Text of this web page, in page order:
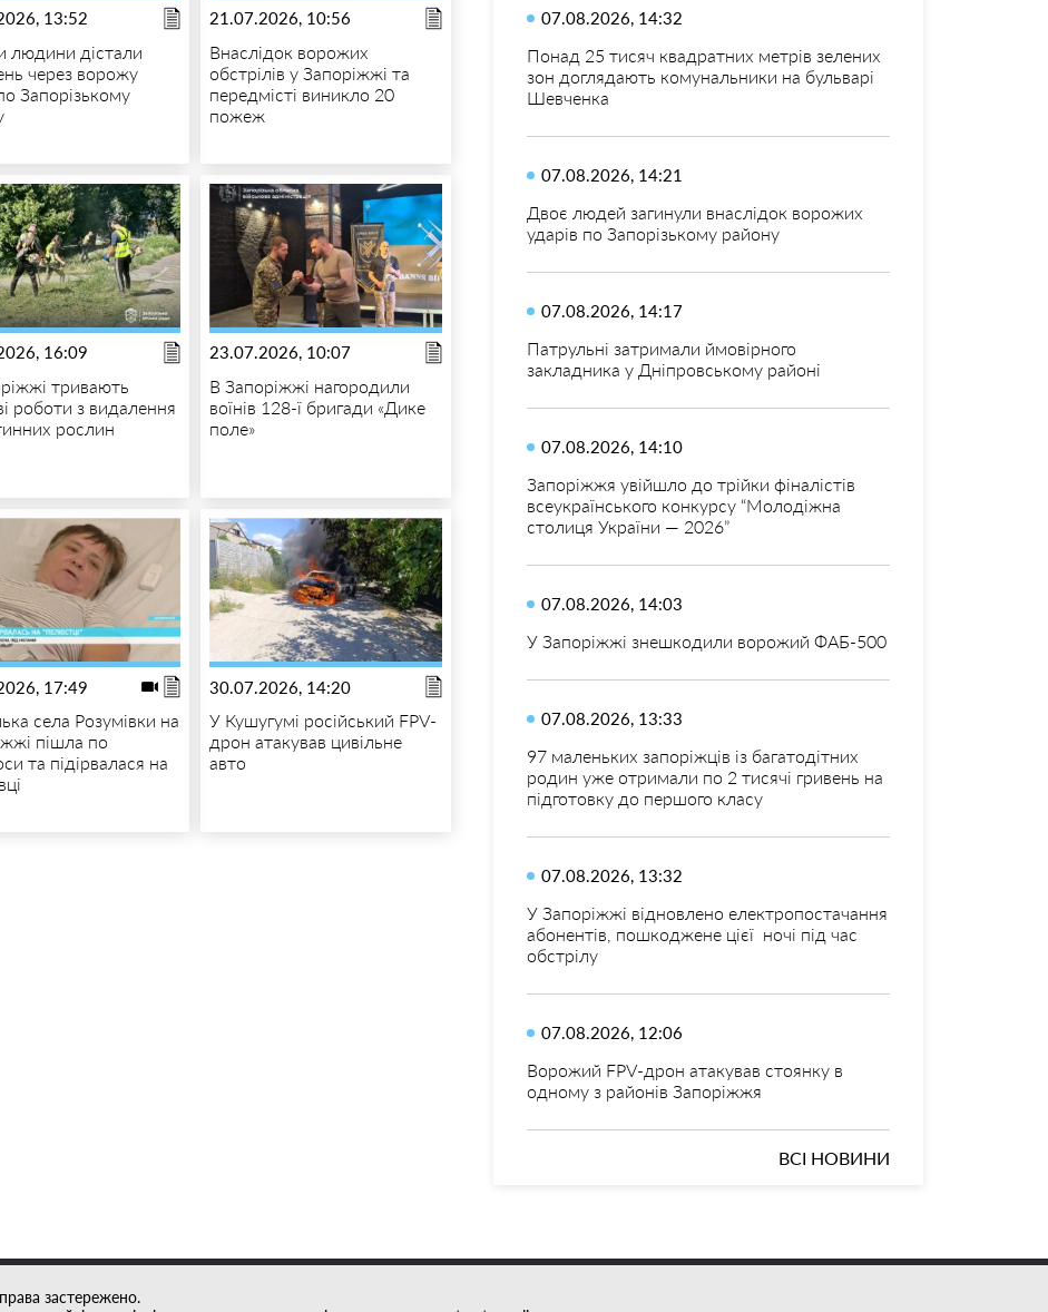
13:52
людини дістали
через ворожу
Запорізькому
21.07.2026, 10:56
Внаслідок ворожих
обстрілів у Запоріжжі та
передмісті виникло 20
пожеж
16:09
тривають
роботи з видалення
рослин
23.07.2026, 10:07
В Запоріжжі нагородили
воїнів 128-ї бригади «Дике
поле»
17:49
села Розумівки на
пішла по
та підірвалася на
30.07.2026, 14:20
У Кушугумі російський FPV-
дрон атакував цивільне
авто
07.08.2026, 14:32
Понад 25 тисяч квадратних метрів зелених
зон доглядають комунальники на бульварі
Шевченка
07.08.2026, 14:21
Двоє людей загинули внаслідок ворожих
ударів по Запорізькому району
07.08.2026, 14:17
Патрульні затримали ймовірного
закладника у Дніпровському районі
07.08.2026, 14:10
Запоріжжя увійшло до трійки фіналістів
всеукраїнського конкурсу “Молодіжна
столиця України — 2026”
07.08.2026, 14:03
У Запоріжжі знешкодили ворожий ФАБ-500
07.08.2026, 13:33
97 маленьких запоріжців із багатодітних
родин уже отримали по 2 тисячі гривень на
підготовку до першого класу
07.08.2026, 13:32
У Запоріжжі відновлено електропостачання
абонентів, пошкоджене цієї ночі під час
обстрілу
07.08.2026, 12:06
Ворожий FPV-дрон атакував стоянку в
одному з районів Запоріжжя
ВСІ НОВИНИ
застережено.